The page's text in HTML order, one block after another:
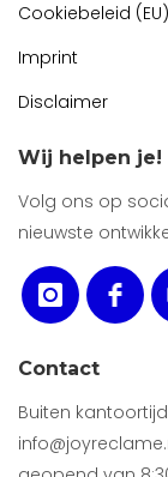
Cookiebeleid (EU)
Imprint
Disclaimer
Wij helpen je!
Volg ons op
nieuwste
Contact
Buiten